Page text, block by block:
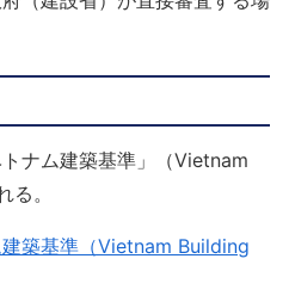
ナム建築基準」（Vietnam
。
建築基準（Vietnam Building